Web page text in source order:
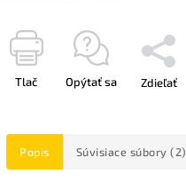
Tlač Opýtať sa Zdieľať
Popis Súvisiace súbory (2)